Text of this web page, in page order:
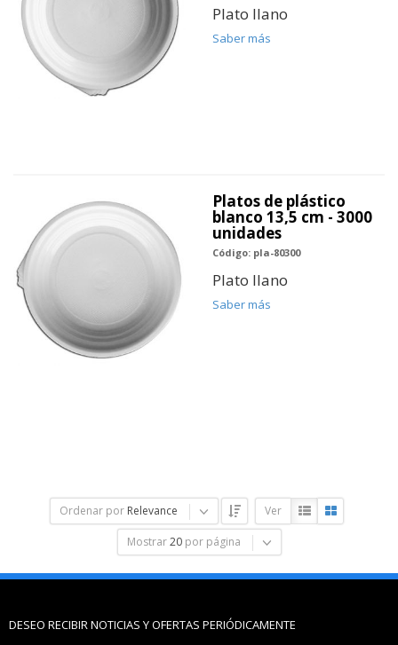
Plato llano
Saber más
Platos de plástico
blanco 13,5 cm - 3000
unidades
Código: pla-80300
Plato llano
Saber más
Ordenar por Relevance Ver
Mostrar 20 por página
DESEO RECIBIR NOTICIAS Y OFERTAS PERIÓDICAMENTE